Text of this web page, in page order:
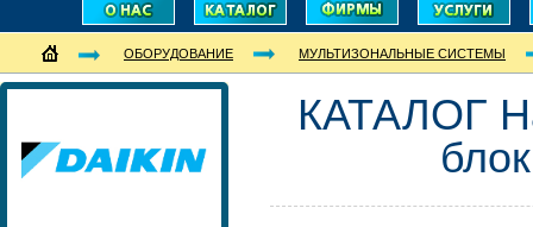
ОБОРУДОВАНИЕ МУЛЬТИЗОНАЛЬНЫЕ СИСТЕМЫ
КАТАЛОГ